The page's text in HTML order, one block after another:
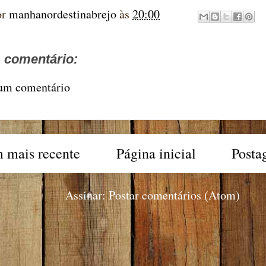
manhanordestinabrejoàs 20:00
comentário:
comentário
mais recente Página inicial
Assinar:Postar comentários (Atom)